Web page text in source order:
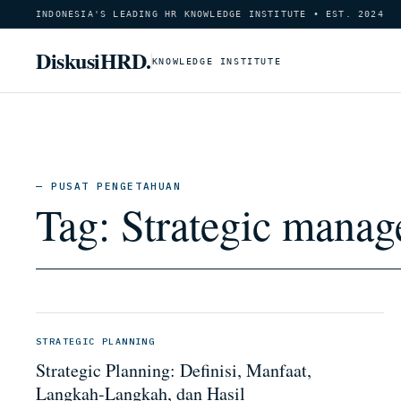
INDONESIA'S LEADING HR KNOWLEDGE INSTITUTE • EST. 2024
DiskusiHRD.KNOWLEDGE INSTITUTE
— PUSAT PENGETAHUAN
Tag: Strategic
STRATEGIC PLANNING
Strategic Planning: Definisi, Manfaat,
Langkah-Langkah, dan Hasil